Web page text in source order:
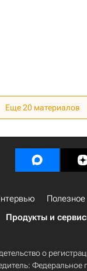
Еще 20 материалов
Полезное
Продукты и
о
Федеральное